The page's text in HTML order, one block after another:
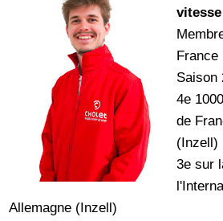
vitesse
France
Saison
4e
de
(Inzell)
3e sur
Allemagne (Inzell)